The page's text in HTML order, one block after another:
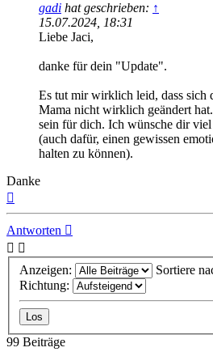
gadi hat geschrieben: ↑
15.07.2024, 18:31
Liebe Jaci,
danke für dein "Update".
Es tut mir wirklich leid, dass sich
Mama nicht wirklich geändert
sein für dich. Ich wünsche dir
(auch dafür, einen gewissen
halten zu können).
Danke
Antworten
Anzeigen:
Sortiere
Richtung:
99 Beiträge